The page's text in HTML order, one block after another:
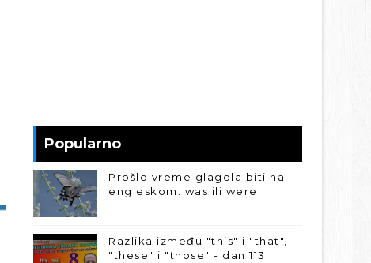
Popularno
Prošlo vreme glagola biti na
engleskom: was ili were
Razlika između "this" i "that",
"these" i "those" - dan 113